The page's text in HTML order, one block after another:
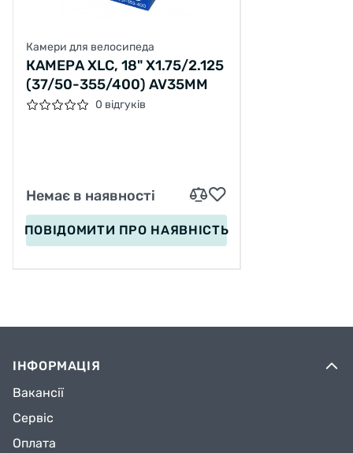
Камери для велосипеда
КАМЕРА XLC, 18" Х1.75/2.125
(37/50-355/400) AV35ММ
0 відгуків
Немає в наявності
ПОВІДОМИТИ ПРО НАЯВНІСТЬ
ІНФОРМАЦІЯ
Вакансії
Сервіс
Оплата